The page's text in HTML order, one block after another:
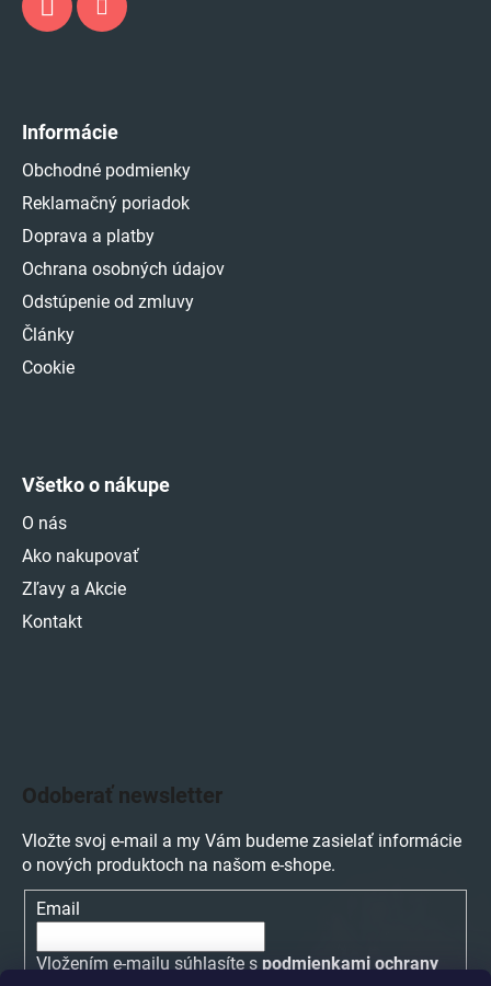
Informácie
Obchodné podmienky
Reklamačný poriadok
Doprava a platby
Ochrana osobných údajov
Odstúpenie od zmluvy
Články
Cookie
Všetko o nákupe
O nás
Ako nakupovať
Zľavy a Akcie
Kontakt
Odoberať newsletter
Vložte svoj e-mail a my Vám budeme zasielať informácie
o nových produktoch na našom e-shope.
Email
Vložením e-mailu súhlasíte s podmienkami ochrany